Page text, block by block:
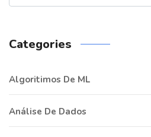
Categories
Algoritimos De ML
Análise De Dados